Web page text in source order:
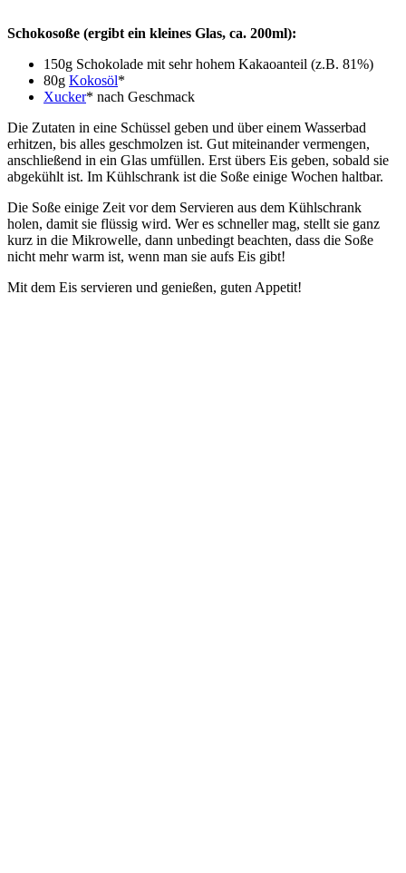
Schokosoße (ergibt ein kleines Glas, ca. 200ml):
150g Schokolade mit sehr hohem Kakaoanteil (z.B. 81%)
80g Kokosöl*
Xucker* nach Geschmack
Die Zutaten in eine Schüssel geben und über einem Wasserbad
erhitzen, bis alles geschmolzen ist. Gut miteinander vermengen,
anschließend in ein Glas umfüllen. Erst übers Eis geben, sobald sie
abgekühlt ist. Im Kühlschrank ist die Soße einige Wochen haltbar.
Die Soße einige Zeit vor dem Servieren aus dem Kühlschrank
holen, damit sie flüssig wird. Wer es schneller mag, stellt sie ganz
kurz in die Mikrowelle, dann unbedingt beachten, dass die Soße
nicht mehr warm ist, wenn man sie aufs Eis gibt!
Mit dem Eis servieren und genießen, guten Appetit!